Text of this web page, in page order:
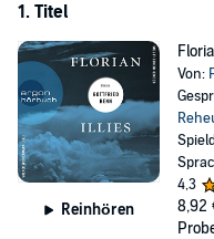
einzigartigen Klang der
Von dieser so
Beziehungsgeschichte
Davon, wie ihn einst Frank
Untergangspropheten
Geliebte besuchte, denen
blieb.
So sind es dann eben doch
einen berühren können,
1. Titel
Reinhören
Von:
4,3
8,92